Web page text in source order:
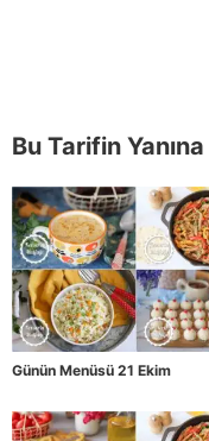
Bu Tarifin
Günün Menüsü 21 Ekim